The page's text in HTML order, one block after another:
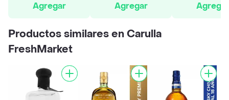
Agregar
Agregar
Agregar
Productos similares en Carulla
FreshMarket